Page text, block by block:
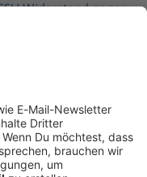
Widerstand gegen
an der die
des